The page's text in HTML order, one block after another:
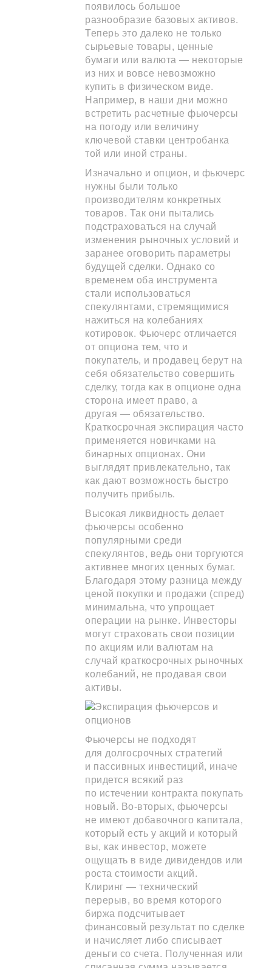
появилось большое
разнообразие базовых активов.
Теперь это далеко не только
сырьевые товары, ценные
бумаги или валюта — некоторые
из них и вовсе невозможно
купить в физическом виде.
Например, в наши дни можно
встретить расчетные фьючерсы
на погоду или величину
ключевой ставки центробанка
той или иной страны.
Изначально и опцион, и фьючерс
нужны были только
производителям конкретных
товаров. Так они пытались
подстраховаться на случай
изменения рыночных условий и
заранее оговорить параметры
будущей сделки. Однако со
временем оба инструмента
стали использоваться
спекулянтами, стремящимися
нажиться на колебаниях
котировок. Фьючерс отличается
от опциона тем, что и
покупатель, и продавец берут на
себя обязательство совершить
сделку, тогда как в опционе одна
сторона имеет право, а
другая — обязательство.
Краткосрочная экспирация часто
применяется новичками на
бинарных опционах. Они
выглядят привлекательно, так
как дают возможность быстро
получить прибыль.
Высокая ликвидность делает
фьючерсы особенно
популярными среди
спекулянтов, ведь они торгуются
активнее многих ценных бумаг.
Благодаря этому разница между
ценой покупки и продажи (спред)
минимальна, что упрощает
операции на рынке. Инвесторы
могут страховать свои позиции
по акциям или валютам на
случай краткосрочных рыночных
колебаний, не продавая свои
активы.
Фьючерсы не подходят
для долгосрочных стратегий
и пассивных инвестиций, иначе
придется всякий раз
по истечении контракта покупать
новый. Во-вторых, фьючерсы
не имеют добавочного капитала,
который есть у акций и который
вы, как инвестор, можете
ощущать в виде дивидендов или
роста стоимости акций.
Клиринг — технический
перерыв, во время которого
биржа подсчитывает
финансовый результат по сделке
и начисляет либо списывает
деньги со счета. Полученная или